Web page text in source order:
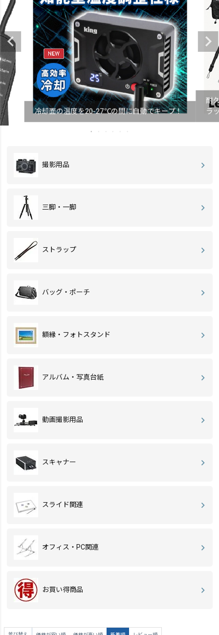
冷却面の温度を20-27℃の間に自動でキープ！
耐
ラ
撮影用品
三脚・一脚
ストラップ
バッグ・ポーチ
額縁・フォトスタンド
アルバム・写真台紙
動画撮影用品
スキャナー
スライド関連
オフィス・PC関連
お買い得商品